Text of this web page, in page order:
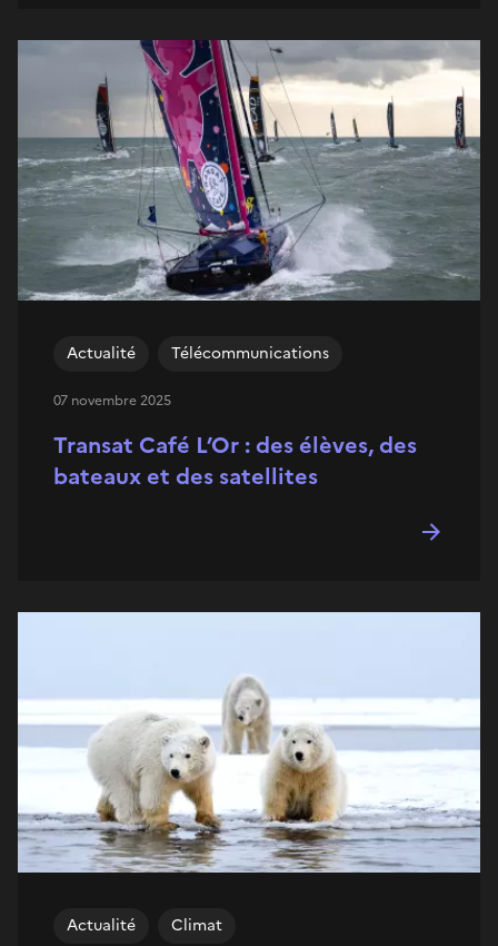
Transat Café L’Or : des élèves, des
bateaux et des satellites
Actualité Télécommunications
07 novembre 2025
Actualité Climat